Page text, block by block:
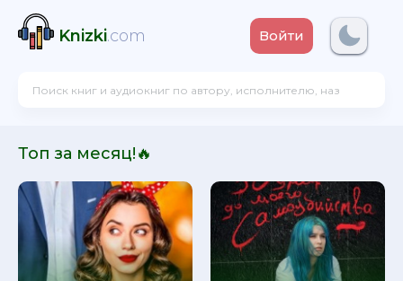
Knizki.com Войти
Топ за месяц!🔥